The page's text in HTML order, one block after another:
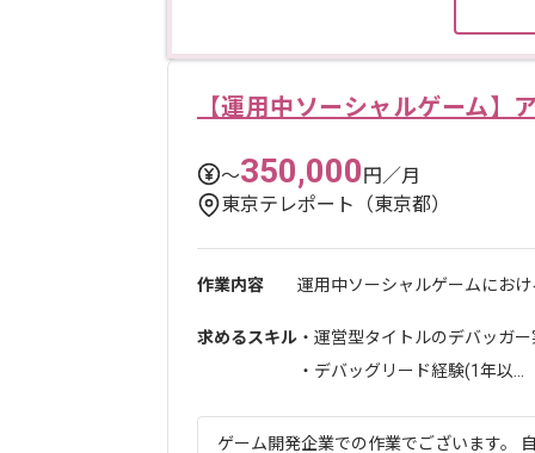
【運用中ソーシャルゲーム】
〜350,000円／月
東京テレポート（東京都）
作業内容 運用中ソーシャルゲームにお
求めるスキル ・運営型タイトルのデバッガ
・デバッグリード経験(1年以...
ゲーム開発企業での作業でございます。